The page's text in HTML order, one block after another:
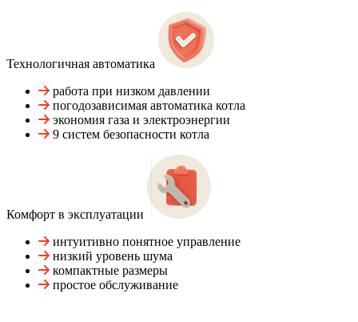
Технологичная автоматика
работа при низком давлении
погодозависимая автоматика котла
экономия газа и электроэнергии
9 систем безопасности котла
Комфорт в эксплуатации
интуитивно понятное управление
низкий уровень шума
компактные размеры
простое обслуживание